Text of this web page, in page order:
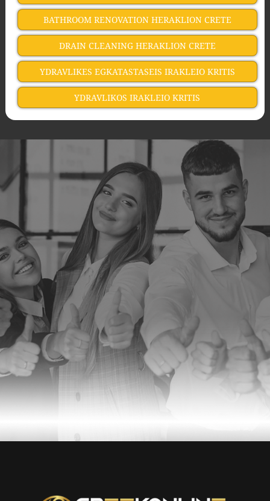
BATHROOM RENOVATION HERAKLION CRETE
DRAIN CLEANING HERAKLION CRETE
YDRAVLIKES EGKATASTASEIS IRAKLEIO KRITIS
YDRAVLIKOS IRAKLEIO KRITIS